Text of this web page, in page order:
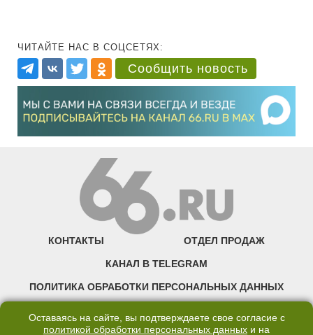
ЧИТАЙТЕ НАС В СОЦСЕТЯХ:
Сообщить новость
КОНТАКТЫ ОТДЕЛ ПРОДАЖ
КАНАЛ В TELEGRAM
ПОЛИТИКА ОБРАБОТКИ ПЕРСОНАЛЬНЫХ ДАННЫХ
Оставаясь на сайте, вы подтверждаете свое согласие с
политикой обработки персональных данных и на